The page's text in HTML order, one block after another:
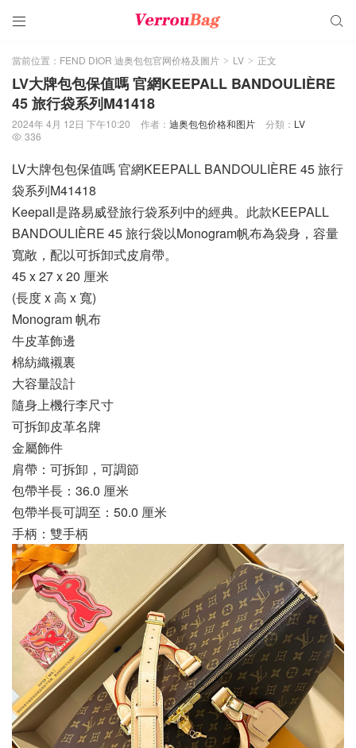
 
當前位置： FEND DIOR 迪奥包包官网价格及圖片 > LV > 正文
LV大牌包包保值嗎 官網KEEPALL BANDOULIÈRE
45 旅行袋系列M41418
2024年 4月 12日 下午10:20 作者： 迪奥包包价格和图片 分類： LV
 336
LV大牌包包保值嗎 官網KEEPALL BANDOULIÈRE 45 旅行
袋系列M41418
Keepall是路易威登旅行袋系列中的經典。此款KEEPALL
BANDOULIÈRE 45 旅行袋以Monogram帆布為袋身，容量
寬敞，配以可拆卸式皮肩帶。
45 x 27 x 20 厘米
(長度 x 高 x 寬)
Monogram 帆布
牛皮革飾邊
棉紡織襯裏
大容量設計
隨身上機行李尺寸
可拆卸皮革名牌
金屬飾件
肩帶：可拆卸，可調節
包帶半長：36.0 厘米
包帶半長可調至：50.0 厘米
手柄：雙手柄